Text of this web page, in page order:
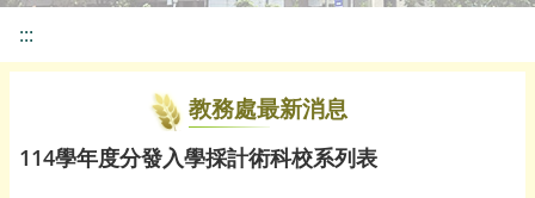
:::
教務處最新消息
114學年度分發入學採計術科校系列表